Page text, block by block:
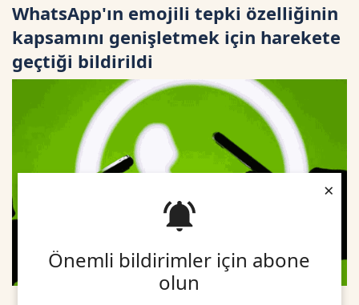
Önemli bildirimler için abone
olun
×
WhatsApp'ın emojili tepki özelliğinin
kapsamını genişletmek için harekete
geçtiği bildirildi